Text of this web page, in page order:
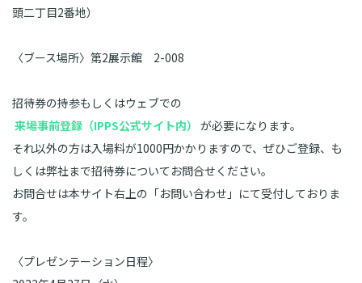
頭二丁目2番地）
〈ブース場所〉第2展示館 2-008
招待券の持参もしくはウェブでの
来場事前登録（IPPS公式サイト内） が必要になります。
それ以外の方は入場料が1000円かかりますので、ぜひご登録、も
しくは弊社まで招待券についてお問合せください。
お問合せは本サイト右上の「お問い合わせ」にて受付しておりま
す。
〈プレゼンテーション日程〉